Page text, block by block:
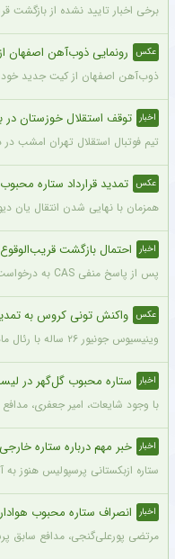
برخی اخبار تایید نشده از بازگشت
عکس رونمایی ذوب‌آهن اصفهان
ذوب‌آهن اصفهان از کیت جدید خود
اخبار توقف استقلال خوزستان در
تیم فوتبال استقلال تهران امشب در دیداری تدارکاتی، با برتری ۳ بر صفر برابر
عکس تمدید قرارداد ستاره
همزمان با نهایی شدن انتقال یان
اخبار احتمال بازگشت قریب‌الوقوع
پس از پاسخ منفی CAS به درخواست استقلال، این باشگاه به درخواست بختیاری‌زاده قصد دارد قرارداد آنتونیو آدان، دروازه‌بان اسپانیایی فصل گذشته، را تمدید کند.
عکس واکنش تونی کروس به
وینیسیوس جونیور ۲۶ ساله با رئال مادرید برای امضای قراردادی بلندمدت به توافق رسید که او را تا سال ۲۰۳۲ در سانتیاگو برنابئو نگه خواهد داشت و به شایعات درباره احتمال جدایی‌اش از این باشگاه پایان می‌دهد.
اخبار ستاره محبوب گل‌گهر در
با وجود شایعات، امیر جعفری، مدافع چپ ۲۴ ساله گل‌گهر، در لیست خرید مهدی تارتار
اخبار خبر مهم درباره ستاره
ستاره ازبکستانی پرسپولیس هنوز
اخبار انصراف ستاره محبوب
مرتضی پورعلی‌گنجی، مدافع سابق